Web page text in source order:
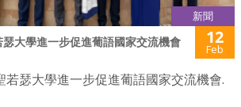
新聞
大學進一步促進葡語國家交流機會 12
Feb
若瑟大學進一步促進葡語國家交流機會.